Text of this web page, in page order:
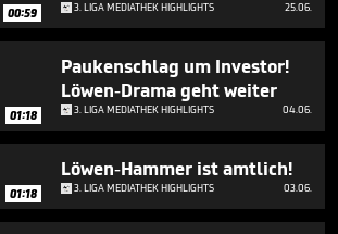
00:59 3. LIGA MEDIATHEK HIGHLIGHTS 25.06.
01:18
Paukenschlag um Investor!
Löwen-Drama geht weiter
3. LIGA MEDIATHEK HIGHLIGHTS 04.06.
01:18
Löwen-Hammer ist amtlich!
3. LIGA MEDIATHEK HIGHLIGHTS 03.06.